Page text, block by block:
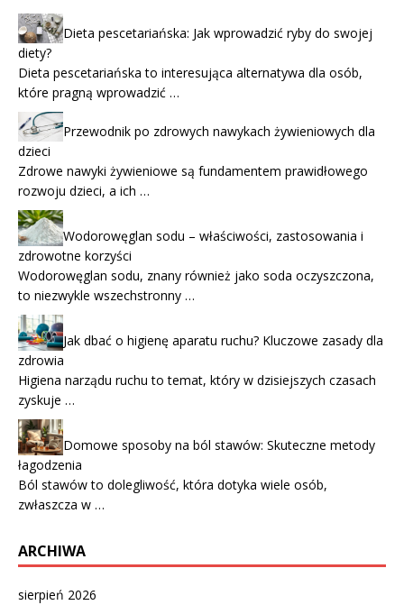
Dieta pescetariańska: Jak wprowadzić ryby do swojej
diety?
Dieta pescetariańska to interesująca alternatywa dla osób,
które pragną wprowadzić …
Przewodnik po zdrowych nawykach żywieniowych dla
dzieci
Zdrowe nawyki żywieniowe są fundamentem prawidłowego
rozwoju dzieci, a ich …
Wodorowęglan sodu – właściwości, zastosowania i
zdrowotne korzyści
Wodorowęglan sodu, znany również jako soda oczyszczona,
to niezwykle wszechstronny …
Jak dbać o higienę aparatu ruchu? Kluczowe zasady dla
zdrowia
Higiena narządu ruchu to temat, który w dzisiejszych czasach
zyskuje …
Domowe sposoby na ból stawów: Skuteczne metody
łagodzenia
Ból stawów to dolegliwość, która dotyka wiele osób,
zwłaszcza w …
ARCHIWA
sierpień 2026